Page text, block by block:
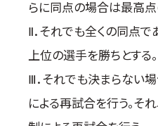
らに同点の場合は最高点
Ⅱ．それでも全くの同点
上位の選手を勝ちとする。
Ⅲ．それでも決まらない
による再試合を行う。そ